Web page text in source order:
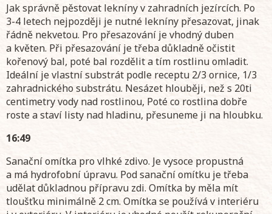
Jak správně pěstovat lekníny v zahradních jezírcích. Po
3-4 letech nejpozději je nutné lekníny přesazovat, jinak
řádně nekvetou. Pro přesazování je vhodný duben
a květen. Při přesazování je třeba důkladně očistit
kořenový bal, poté bal rozdělit a tím rostlinu omladit.
Ideální je vlastní substrát podle receptu 2/3 ornice, 1/3
zahradnického substrátu. Nesázet hlouběji, než s 20ti
centimetry vody nad rostlinou, Poté co rostlina dobře
roste a staví listy nad hladinu, přesuneme ji na hloubku.
16:49
Sanační omítka pro vlhké zdivo. Je vysoce propustná
a má hydrofobní úpravu. Pod sanační omítku je třeba
udělat důkladnou přípravu zdi. Omítka by měla mít
tloušťku minimálně 2 cm. Omítka se používá v interiéru